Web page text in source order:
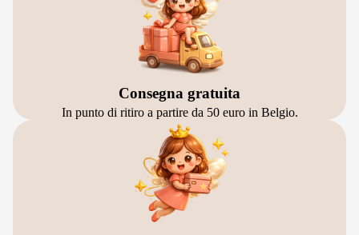
Consegna gratuita
In punto di ritiro a partire da 50 euro in Belgio.